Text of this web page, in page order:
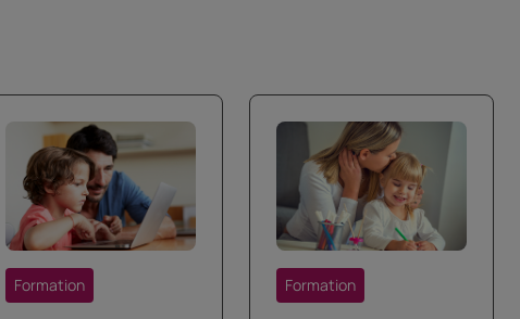
les changements de filtres
Formation Formation